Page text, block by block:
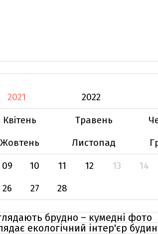
2021
2022
Квітень Травень
Жовтень Листопад
09 10 11 12 13 14
26 27 28
брудно – кумедні фото
екологічний інтер'єр